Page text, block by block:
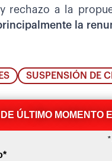
rechazo a la
la
SUSPENSIÓN DE
ÚLTIMO MOMENTO
*
*